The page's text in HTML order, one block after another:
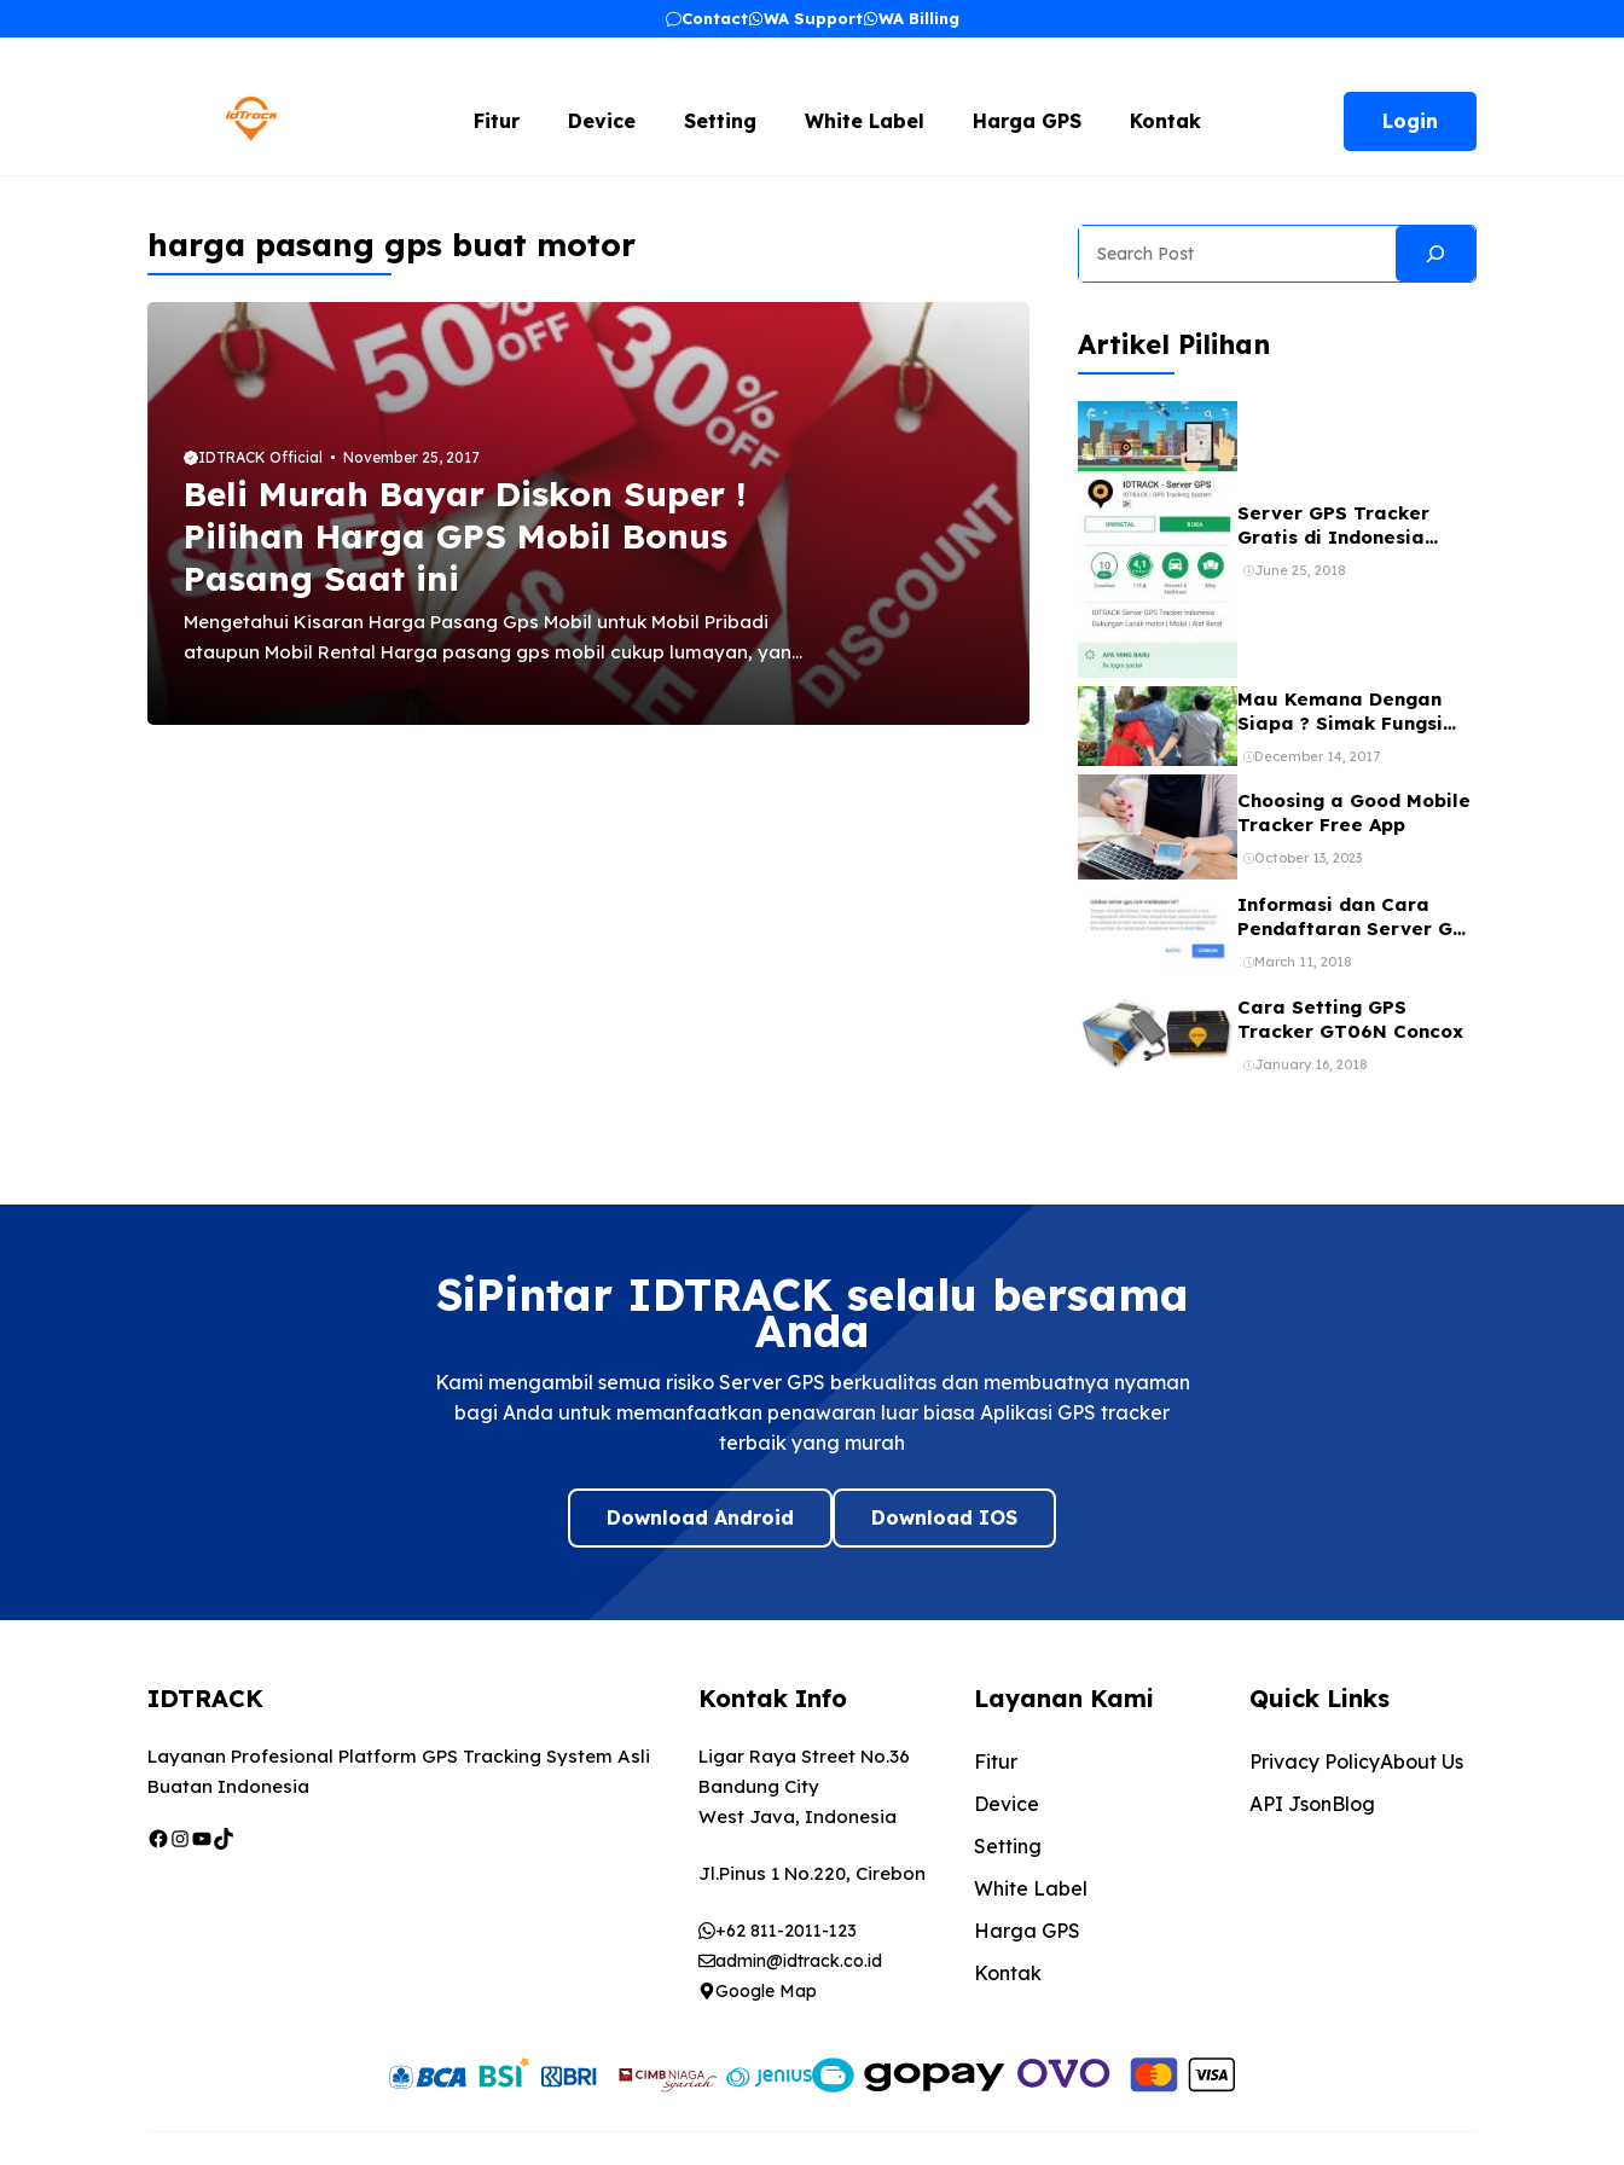
to
Contact WA Support WA Billing
Fitur Device Setting White Label Harga GPS Kontak Login
harga pasang gps buat motor
IDTRACK Official November 25, 2017
Beli Murah Bayar Diskon Super !
Pilihan Harga GPS Mobil Bonus
Pasang Saat ini
Mengetahui Kisaran Harga Pasang Gps Mobil untuk Mobil Pribadi
ataupun Mobil Rental Harga pasang gps mobil cukup lumayan, yang
biasa berkisaran 500 ribu rupiah, untuk gps tracker yang lebih
berkualitas bisa mencapai puluhan juta. Tentunya ada beberapa
Artikel Pilihan
Server GPS Tracker
Gratis di Indonesia
Bebas Registrasi 1 Akun
Banyak Device
June 25, 2018
Mau Kemana Dengan
Siapa ? Simak Fungsi
dan Manfaat GPS Mobil
December 14, 2017
Choosing a Good Mobile
Tracker Free App
October 13, 2023
Informasi dan Cara
Pendaftaran Server GPS
Tracker melalui web
ataupun Aplikasi Online
Gratis
March 11, 2018
Cara Setting GPS
Tracker GT06N Concox
January 16, 2018
SiPintar IDTRACK selalu bersama
Anda
Kami mengambil semua risiko Server GPS berkualitas dan membuatnya nyaman
bagi Anda untuk memanfaatkan penawaran luar biasa Aplikasi GPS tracker
terbaik yang murah
Download Android Download IOS
IDTRACK
Layanan Profesional Platform GPS Tracking System Asli
Buatan Indonesia
Facebook
Instagram
YouTube
TikTok
Kontak Info
Ligar Raya Street No.36
Bandung City
West Java, Indonesia
Jl.Pinus 1 No.220, Cirebon
+62 811-2011-123
admin@idtrack.co.id
Google Map
Layanan Kami
Fitur
Device
Setting
White Label
Harga GPS
Kontak
Quick Links
Privacy PolicyAbout Us
API JsonBlog